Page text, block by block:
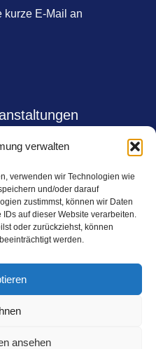
verwalten
verwenden wir Technologien wie
und/oder darauf
zustimmst, können wir Daten
auf dieser Website verarbeiten.
oder zurückziehst, können
werden.
ansehen
kurze E-Mail an